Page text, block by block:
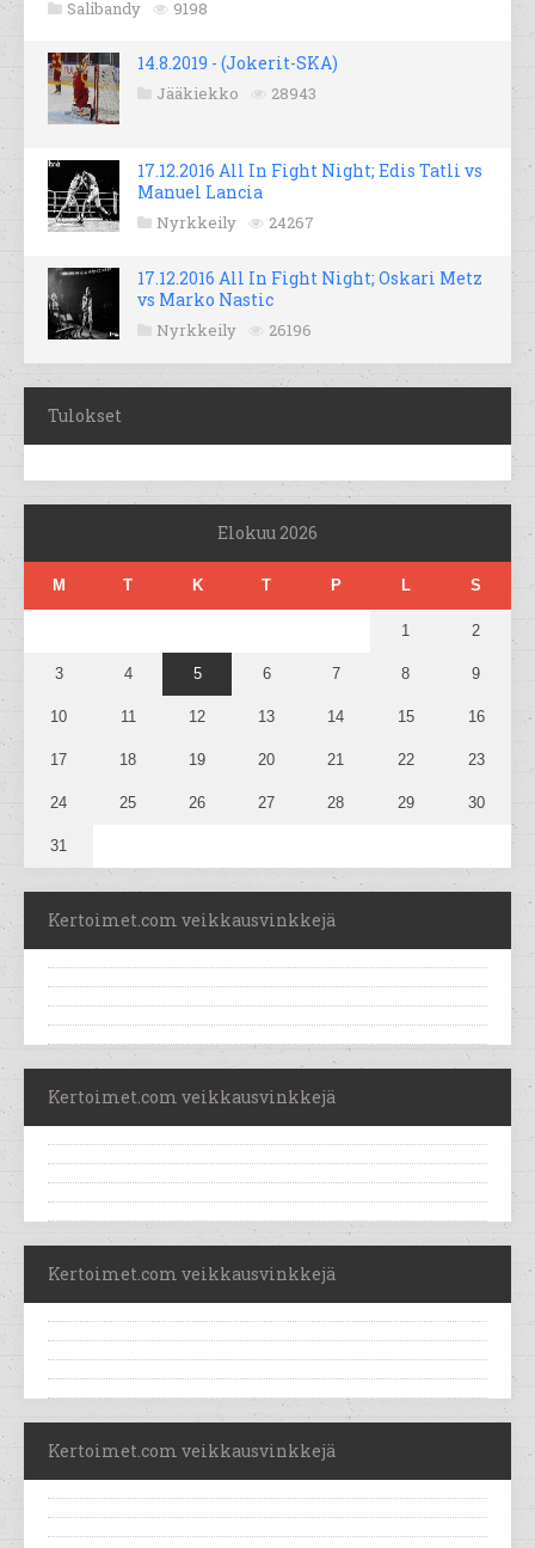
Salibandy 9198
14.8.2019 - (Jokerit-SKA)
Jääkiekko 28943
17.12.2016 All In Fight Night; Edis Tatli vs
Manuel Lancia
Nyrkkeily 24267
17.12.2016 All In Fight Night; Oskari Metz
vs Marko Nastic
Nyrkkeily 26196
Tulokset
Elokuu 2026
M T K T P L S
1 2
3 4 5 6 7 8 9
10 11 12 13 14 15 16
17 18 19 20 21 22 23
24 25 26 27 28 29 30
31
Kertoimet.com veikkausvinkkejä
Kertoimet.com veikkausvinkkejä
Kertoimet.com veikkausvinkkejä
Kertoimet.com veikkausvinkkejä